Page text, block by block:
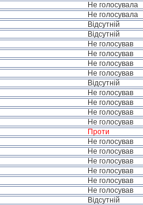
Не голосувала
Не голосувала
Відсутній
Відсутній
Не голосував
Не голосував
Не голосував
Не голосував
Відсутній
Не голосував
Не голосував
Не голосував
Не голосував
Проти
Не голосував
Не голосував
Не голосував
Не голосував
Не голосував
Не голосував
Відсутній